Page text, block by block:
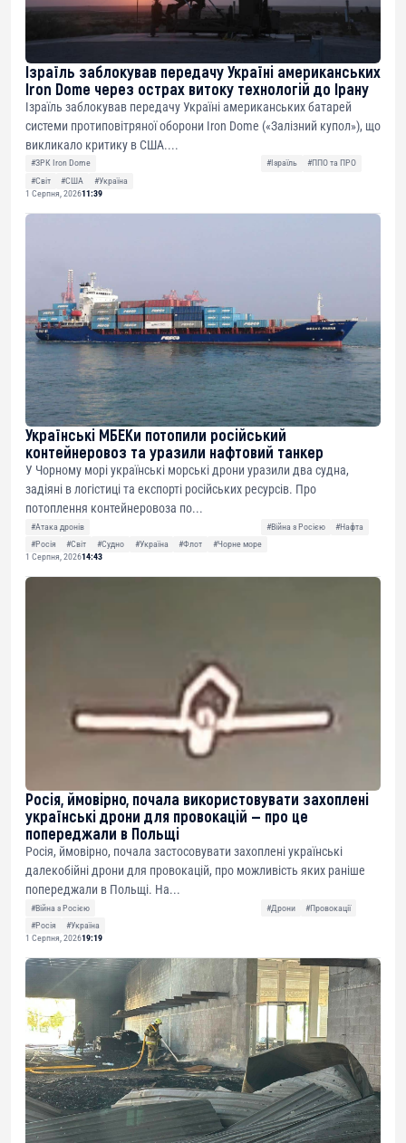
Ізраїль заблокував передачу Україні американських
Iron Dome через острах витоку технологій до Ірану
Ізраїль заблокував передачу Україні американських батарей
системи протиповітряної оборони Iron Dome («Залізний купол»), що
викликало критику в США....
#ЗРК Iron Dome #Ізраїль
#ППО та ПРО
#Світ
#США
#Україна
1 Серпня, 202611:39
Українські МБЕКи потопили російський
контейнеровоз та уразили нафтовий танкер
У Чорному морі українські морські дрони уразили два судна,
задіяні в логістиці та експорті російських ресурсів. Про
потоплення контейнеровоза по...
#Атака дронів #Війна з Росією
#Нафта
#Росія
#Світ #Судно #Україна #Флот
#Чорне море
1 Серпня, 202614:43
Росія, ймовірно, почала використовувати захоплені
українські дрони для провокацій — про це
попереджали в Польщі
Росія, ймовірно, почала застосовувати захоплені українські
далекобійні дрони для провокацій, про можливість яких раніше
попереджали в Польщі. На...
#Війна з Росією #Дрони
#Провокації
#Росія
#Україна
1 Серпня, 202619:19